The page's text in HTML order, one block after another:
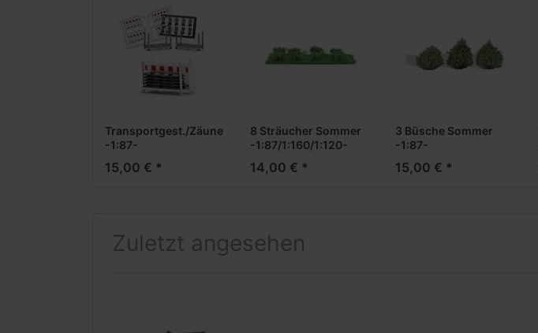
Transportgest./Zäune
-1:87-
15,00 € *
8 Sträucher Sommer
-1:87/1:160/1:120-
14,00 € *
3 Büsche Sommer
-1:87-
15,00 € *
Zuletzt angesehen